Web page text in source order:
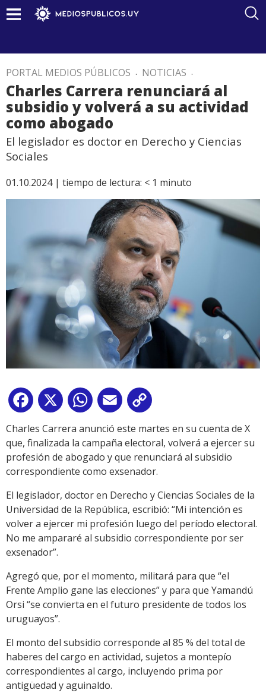
PORTAL MEDIOS PÚBLICOS . NOTICIAS .
Charles Carrera renunciará al
subsidio y volverá a su actividad
como abogado
El legislador es doctor en Derecho y Ciencias
Sociales
01.10.2024 | tiempo de lectura: < 1 minuto
Facebook
X WhatsApp
Email
Link
Charles Carrera anunció este martes en su cuenta de X
que, finalizada la campaña electoral, volverá a ejercer su
profesión de abogado y que renunciará al subsidio
correspondiente como exsenador.
El legislador, doctor en Derecho y Ciencias Sociales de la
Universidad de la República, escribió: “Mi intención es
volver a ejercer mi profesión luego del período electoral.
No me ampararé al subsidio correspondiente por ser
exsenador”.
Agregó que, por el momento, militará para que “el
Frente Amplio gane las elecciones” y para que Yamandú
Orsi “se convierta en el futuro presidente de todos los
uruguayos”.
El monto del subsidio corresponde al 85 % del total de
haberes del cargo en actividad, sujetos a montepío
correspondientes al cargo, incluyendo prima por
antigüedad y aguinaldo.